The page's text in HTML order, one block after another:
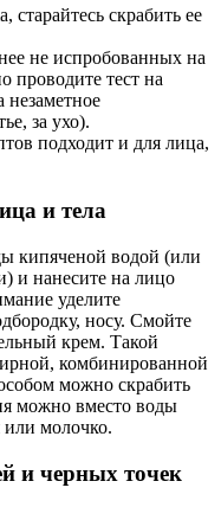
старайтесь скрабить ее
не испробованных на
проводите тест на
незаметное
за ухо).
подходит и для лица,
и тела
кипяченой водой (или
и нанесите на лицо
уделите
носу. Смойте
крем. Такой
комбинированной
можно скрабить
можно вместо воды
или молочко.
и черных точек